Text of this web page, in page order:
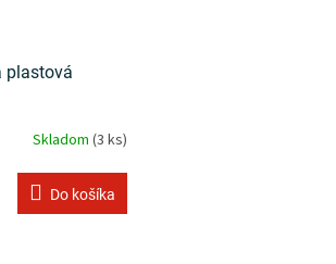
plastová
Skladom (3 ks)
Do košíka